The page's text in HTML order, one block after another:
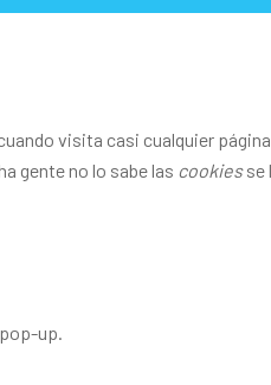
visita casi cualquier
gente no lo sabe las cookiesse
up.